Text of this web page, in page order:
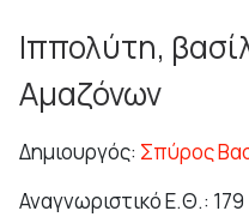
Ιππολύτη,
Αμαζόνων
Δημιουργός: Σπύρος
Αναγνωριστικό Ε.Θ.: 179